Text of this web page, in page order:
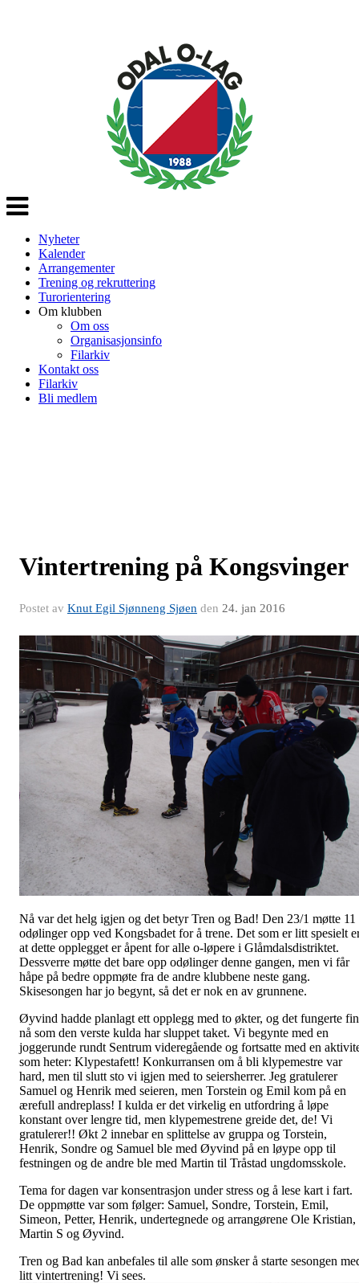
Veksle
navigasjon
Nyheter
Kalender
Arrangementer
Trening og rekruttering
Turorientering
Om klubben
Om oss
Organisasjonsinfo
Filarkiv
Kontakt oss
Filarkiv
Bli medlem
Vintertrening på Kongsvinger
Postet av Knut Egil Sjønneng Sjøen den 24. jan 2016
Nå var det helg igjen og det betyr Tren og Bad! Den 23/1 møtte 11
odølinger opp ved Kongsbadet for å trene. Det som er litt spesielt
at dette opplegget er åpent for alle o-løpere i Glåmdalsdistriktet.
Dessverre møtte det bare opp odølinger denne gangen, men vi får
håpe på bedre oppmøte fra de andre klubbene neste gang.
Skisesongen har jo begynt, så det er nok en av grunnene.
Øyvind hadde planlagt ett opplegg med to økter, og det fungerte
nå som den verste kulda har sluppet taket. Vi begynte med en
joggerunde rundt Sentrum videregående og fortsatte med en
som heter: Klypestafett! Konkurransen om å bli klypemestre var
hard, men til slutt sto vi igjen med to seiersherrer. Jeg gratulerer
Samuel og Henrik med seieren, men Torstein og Emil kom på en
ærefull andreplass! I kulda er det virkelig en utfordring å løpe
konstant over lengre tid, men klypemestrene greide det, de! Vi
gratulerer!! Økt 2 innebar en splittelse av gruppa og Torstein,
Henrik, Sondre og Samuel ble med Øyvind på en løype opp til
festningen og de andre ble med Martin til Tråstad ungdomsskole.
Tema for dagen var konsentrasjon under stress og å lese kart i fart.
De oppmøtte var som følger: Samuel, Sondre, Torstein, Emil,
Simeon, Petter, Henrik, undertegnede og arrangørene Ole Kristian,
Martin S og Øyvind.
Tren og Bad kan anbefales til alle som ønsker å starte sesongen
litt vintertrening! Vi sees.